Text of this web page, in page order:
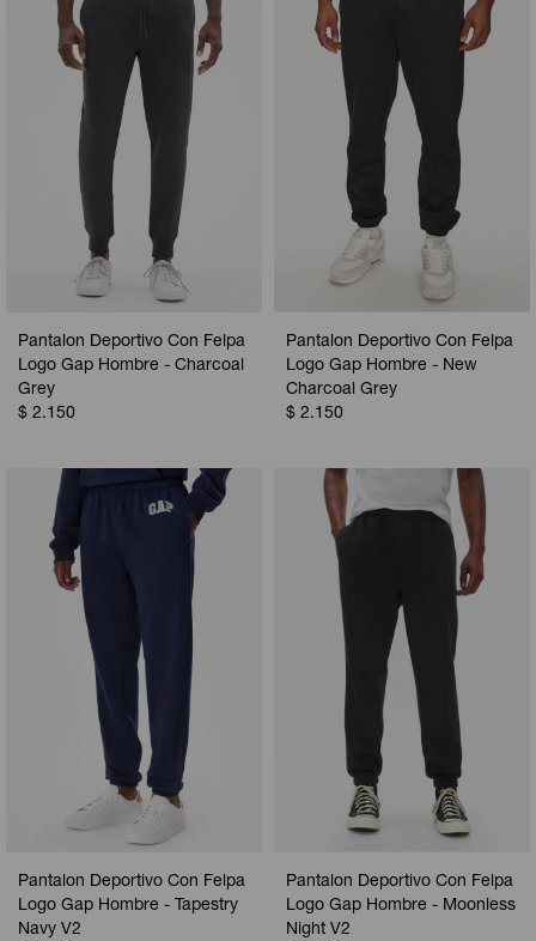
Pantalon Deportivo Con Felpa
Logo Gap Hombre - Charcoal
Grey
$ 2.150
Pantalon Deportivo Con Felpa
Logo Gap Hombre - New
Charcoal Grey
$ 2.150
Pantalon Deportivo Con Felpa
Logo Gap Hombre - Tapestry
Navy V2
Pantalon Deportivo Con Felpa
Logo Gap Hombre - Moonless
Night V2
Camperas
Musculosas
Shorts
Vestidos y polleras
Pijamas
Calzas
Camperas
Chalecos
Shorts
Ropa interior
Polos
Camperas
Chalecos
Ropa interior
Pijamas
Camperas
Pijamas
Sets
Sets